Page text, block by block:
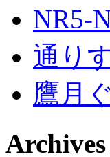
NR5-
通り
鷹月
Archives